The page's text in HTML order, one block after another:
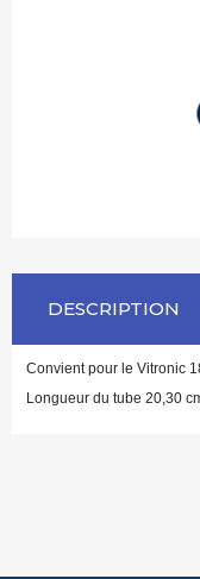
DESCRIPTION
Convient pour le Vitronic
Longueur du tube 20,30